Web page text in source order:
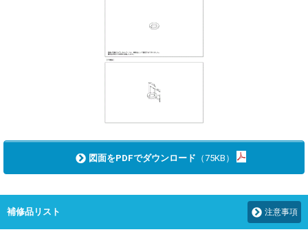
図面をPDFでダウンロード （75KB）
補修品リスト 注意事項